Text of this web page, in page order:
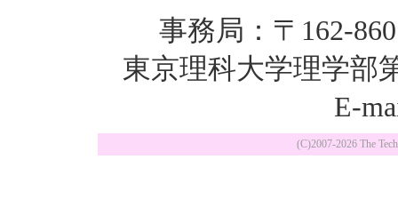
事務局：〒162-
東京理科大学理学
E-
(C)2007-2026 The